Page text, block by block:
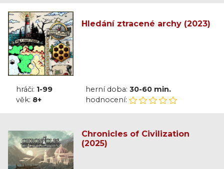
Hledání ztracené archy (2023)
hráči: 1-99 herní doba: 30-60 min.
věk: 8+ hodnocení:
Chronicles of Civilization
(2025)